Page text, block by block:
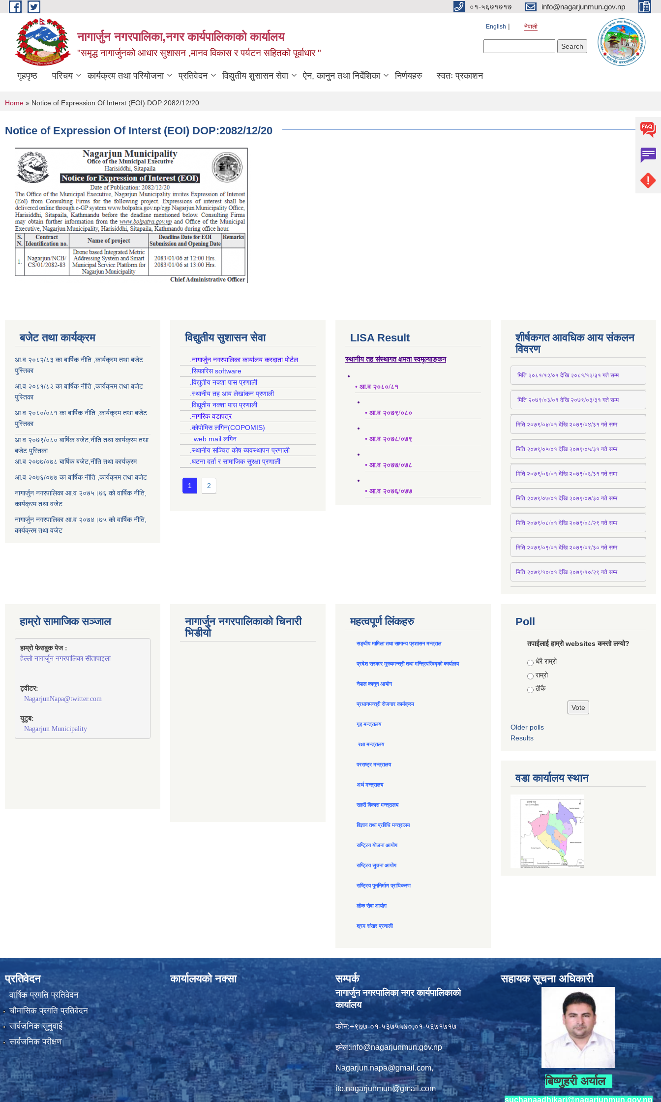
Skip to main content ०१-५६७१७१७ info@nagarjunmun.gov.np
नागार्जुन नगरपालिका,नगर कार्यपालिकाको कार्यालय
"समृद्ध नागार्जुनको आधार सुशासन ,मानव विकास र पर्यटन सहितको पूर्वाधार "
English नेपाली
गृहपृष्ठ परिचय कार्यक्रम तथा परियोजना प्रतिवेदन विद्युतीय शुसासन सेवा ऐन, कानुन तथा निर्देशिका निर्णयहरु स्वतः प्रकाशन
You are here
Home » Notice of Expression Of Interst (EOI) DOP:2082/12/20
Notice of Expression Of Interst (EOI) DOP:2082/12/20
बजेट तथा कार्यक्रम
आ.व २०८२/८३ का बार्षिक नीति ,कार्यक्रम तथा बजेट
पुस्तिका
आ.व २०८१/८२ का बार्षिक नीति ,कार्यक्रम तथा बजेट
पुस्तिका
आ.व २०८०/०८१ का बार्षिक नीति ,कार्यक्रम तथा बजेट
पुस्तिका
आ.व २०७९/०८० बार्षिक बजेट,नीति तथा कार्यक्रम तथा
बजेट पुस्तिका
आ.व २०७७/०७८ बार्षिक बजेट,नीति तथा कार्यक्रम
आ.व २०७६/०७७ का बार्षिक नीति ,कार्यक्रम तथा बजेट
नागार्जुन नगरपालिका आ.व २०७५।७६ को वार्षिक नीति,
कार्यक्रम तथा वजेट
नागार्जुन नगरपालिका आ.व २०७४।७५ को वार्षिक नीति,
कार्यक्रम तथा वजेट
विद्युतीय सुशासन सेवा
.नागार्जुन नगरपालिका कार्यालय करदाता पोर्टल
.सिफारिस software
.विद्युतीय नक्शा पास प्रणाली
.स्थानीय तह आय लेखांकन प्रणाली
.विद्युतीय नक्शा पास प्रणाली
.नागरिक वडापत्र
.कोपोमिस लगिन(COPOMIS)
.web mail लगिन
.स्थानीय सञ्चित कोष ब्यवस्थापन प्रणाली
.घटना दर्ता र सामाजिक सुरक्षा प्रणाली
1 2
LISA Result
स्थानीय तह संस्थागत क्षमता स्वमूल्याङ्कन
• आ.व २०८०/८१
• आ.व २०७९/०८०
• आ.व २०७८/०७९
• आ.व २०७७/०७८
• आ.व २०७६/०७७
शीर्षकगत आवधिक आय संकलन
विवरण
मिति २०८१/१२/०१ देखि २०८१/१२/३१ गते सम्म
मिति २०७९/०३/०१ देखि २०७९/०३/३१ गते सम्म
मिति २०७९/०४/०१ देखि २०७९/०४/३१ गते सम्म
मिति २०७९्/०५/०१ देखि २०७९/०५/३१ गते सम्म
मिति २०७९्/०६/०१ देखि २०७९/०६/३१ गते सम्म
मिति २०७९/०७/०१ देखि २०७९/०७/३० गते सम्म
मिति २०७९/०८/०१ देखि २०७९/०८/२९ गते सम्म
मिति २०७९/०९/०१ देखि २०७९/०९/३० गते सम्म
मिति २०७९/१०/०१ देखि २०७९/१०/२९ गते सम्म
हाम्रो सामाजिक सञ्जाल
हाम्रो फेसबुक पेज :
हेल्लो नागार्जुन नगरपालिका सीतापाइला
ट्वीटर:
NagarjunNapa@twitter.com
युटुब:
Nagarjun Municipality
नागार्जुन नगरपालिकाको चिनारी
भिडीयो
महत्वपूर्ण लिंकहरु
सङ्घीय मामिला तथा सामान्य प्रशासन मन्त्राल
प्रदेश सरकार मुख्यमन्त्री तथा मन्त्रिपरिषद्को कार्यालय
नेपाल कानून आयोग
प्रधानमन्त्री रोजगार कार्यक्रम
गृह मन्त्रालय
रक्षा मन्त्रालय
परराष्ट्र मन्त्रालय
अर्थ मन्त्रालय
सहरी विकास मन्त्रालय
विज्ञान तथा प्रविधि मन्त्रालय
राष्ट्रिय योजना आयोग
राष्ट्रिय सुचना आयोग
राष्ट्रिय पुननिर्माण प्राधिकरण
लोक सेवा आयोग
श्रम संसार प्रणाली
Poll
तपाईलाई हाम्रो websites कस्तो लग्यो?
Choices
धेरै राम्रो
राम्रो
ठीकै
Older polls
Results
वडा कार्यालय स्थान
प्रतिवेदन
वार्षिक प्रगति प्रतिवेदन
चौमासिक प्रगति प्रतिवेदन
सार्वजनिक सुनुवाई
सार्वजनिक परीक्षण
कार्यालयको नक्सा सम्पर्क
नागार्जुन नगरपालिका नगर कार्यपालिकाको
कार्यालय
फोन:+९७७-०१-५३७५५४०,०१-५६७१७१७
इमेल:info@nagarjunmun.gov.np
Nagarjun.napa@gmail.com,
ito.nagarjunmun@gmail.com
सहायक सूचना अधिकारी
बिष्णुहरी अर्याल
suchanaadhikari@nagarjunmun.gov.np